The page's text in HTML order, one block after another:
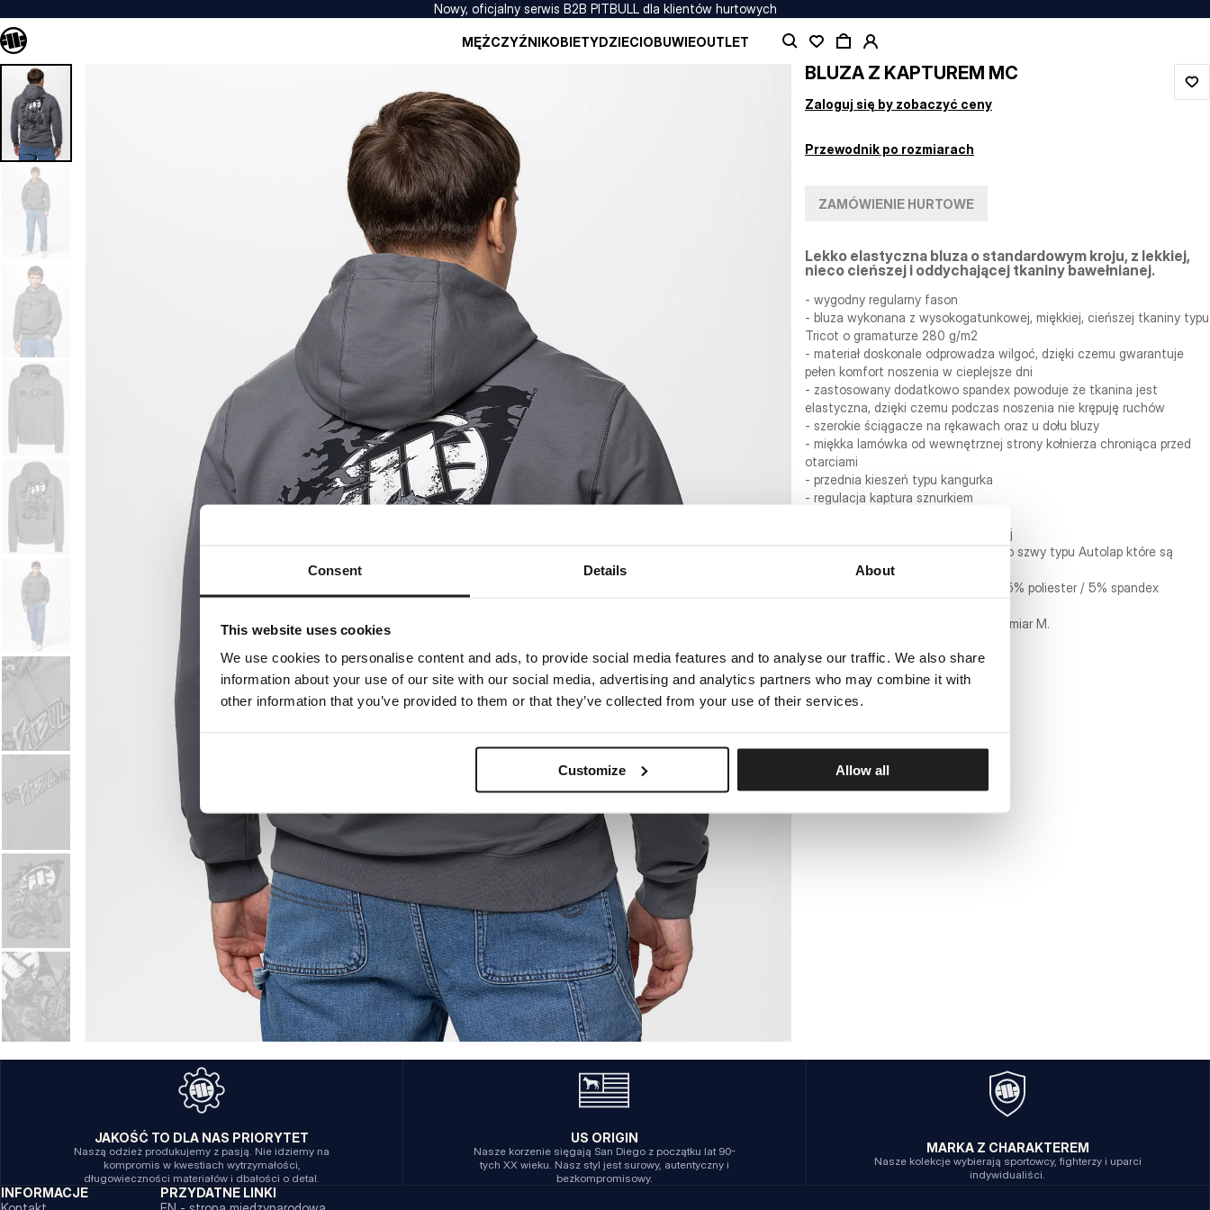
Consent Details About
This website uses cookies
We use cookies to personalise content and ads, to provide social media features and to analyse our traffic. We also share
information about your use of our site with our social media, advertising and analytics partners who may combine it with
other information that you’ve provided to them or that they’ve collected from your use of their services.
Customize Allow all
Nowy, oficjalny serwis B2B PITBULL dla klientów hurtowych
MĘŻCZYŹNIKOBIETYDZIECIOBUWIEOUTLET
BLUZA Z KAPTUREM MC
Zaloguj się by zobaczyć ceny
Przewodnik po rozmiarach
ZAMÓWIENIE HURTOWE
Lekko elastyczna bluza o standardowym kroju, z lekkiej,
nieco cieńszej i oddychającej tkaniny bawełnianej.
- wygodny regularny fason
- bluza wykonana z wysokogatunkowej, miękkiej, cieńszej tkaniny typu
Tricot o gramaturze 280 g/m2
- materiał doskonale odprowadza wilgoć, dzięki czemu gwarantuje
pełen komfort noszenia w cieplejsze dni
- zastosowany dodatkowo spandex powoduje że tkanina jest
elastyczna, dzięki czemu podczas noszenia nie krępuję ruchów
- szerokie ściągacze na rękawach oraz u dołu bluzy
- miękka lamówka od wewnętrznej strony kołnierza chroniąca przed
otarciami
- przednia kieszeń typu kangurka
- regulacja kaptura sznurkiem
- napis PITBULL na klatce piersiowej
- do połączenia tkanin zastosowano szwy typu Autolap które są
płaskie i odporne na rozerwania
- skład materiału: 50% bawełna / 45% poliester / 5% spandex
Model ma 187 cm wzrostu i nosi rozmiar M.
JAKOŚĆ TO DLA NAS PRIORYTET
Naszą odzież produkujemy z pasją. Nie idziemy na
kompromis w kwestiach wytrzymałości,
długowieczności materiałów i dbałości o detal.
US ORIGIN
Nasze korzenie sięgają San Diego z początku lat 90-
tych XX wieku. Nasz styl jest surowy, autentyczny i
bezkompromisowy.
MARKA Z CHARAKTEREM
Nasze kolekcje wybierają sportowcy, fighterzy i uparci
indywidualiści.
INFORMACJE
PRZYDATNE LINKI